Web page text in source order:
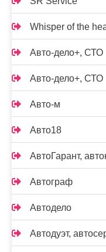
Whisper of the
Авто-дело+, СТО
Авто-дело+, СТО
Авто-м
Авто18
АвтоГарант,
Автограф
Автодело
Автодуэт,